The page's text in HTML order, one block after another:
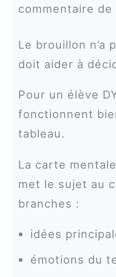
commentaire
Le brouillon n’a
doit aider à
Pour un élève
fonctionnent
tableau.
La carte
met le sujet au
branches :
idées
émotions du